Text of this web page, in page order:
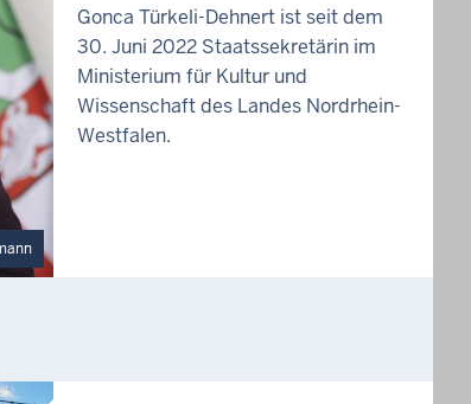
Gonca Türkeli-Dehnert ist seit dem
30. Juni 2022 Staatssekretärin im
Ministerium für Kultur und
Wissenschaft des Landes Nordrhein-
Westfalen.